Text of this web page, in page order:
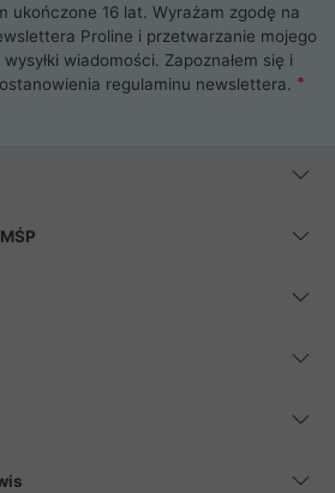
ukończone 16 lat. Wyrażam zgodę na
Proline i przetwarzanie mojego
wiadomości. Zapoznałem się i
regulaminu newslettera.